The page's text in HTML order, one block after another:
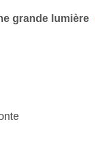
grande lumière